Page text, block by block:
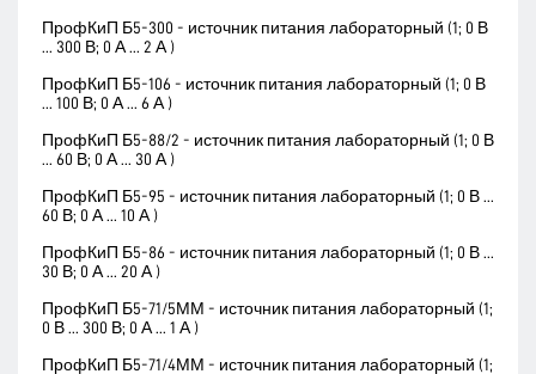
ПрофКиП Б5-300 - источник питания лабораторный (1; 0 В
... 300 В; 0 А ... 2 А )
ПрофКиП Б5-106 - источник питания лабораторный (1; 0 В
... 100 В; 0 А ... 6 А )
ПрофКиП Б5-88/2 - источник питания лабораторный (1; 0 В
... 60 В; 0 А ... 30 А )
ПрофКиП Б5-95 - источник питания лабораторный (1; 0 В ...
60 В; 0 А ... 10 А )
ПрофКиП Б5-86 - источник питания лабораторный (1; 0 В ...
30 В; 0 А ... 20 А )
ПрофКиП Б5-71/5ММ - источник питания лабораторный (1;
0 В ... 300 В; 0 А ... 1 А )
ПрофКиП Б5-71/4ММ - источник питания лабораторный (1;